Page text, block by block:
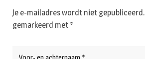
Je e-mailadres wordt niet gepubliceerd.
gemarkeerd met *